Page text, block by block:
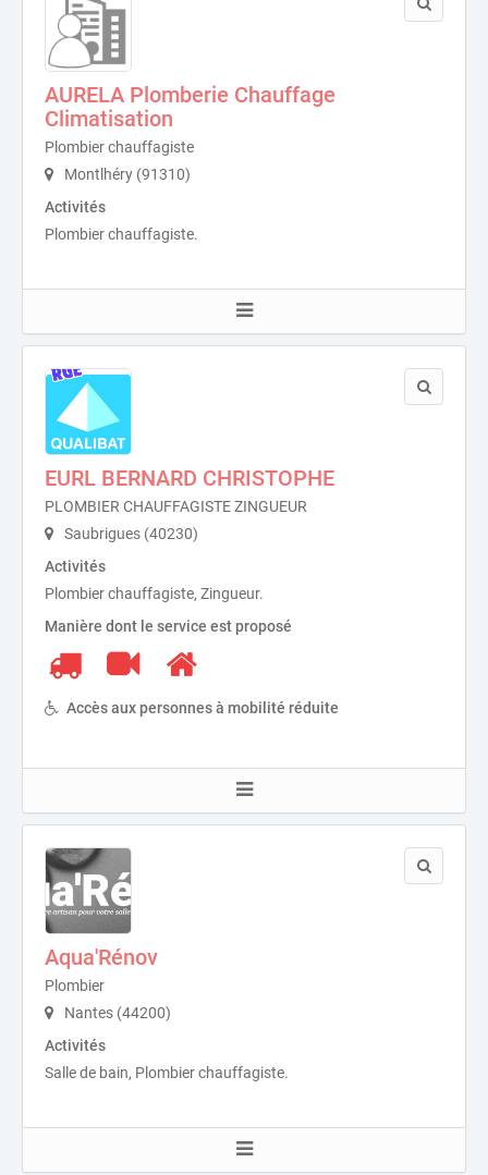
AURELA Plomberie Chauffage
Climatisation
Plombier chauffagiste
Montlhéry (91310)
Activités
Plombier chauffagiste.
EURL BERNARD CHRISTOPHE
PLOMBIER CHAUFFAGISTE ZINGUEUR
Saubrigues (40230)
Activités
Plombier chauffagiste, Zingueur.
Manière dont le service est proposé
Accès aux personnes à mobilité réduite
Aqua'Rénov
Plombier
Nantes (44200)
Activités
Salle de bain, Plombier chauffagiste.